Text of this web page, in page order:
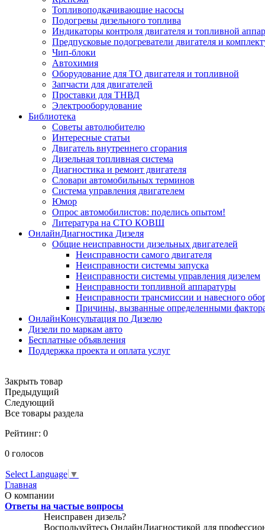
Топливоподкачивающие насосы
Подогревы дизельного топлива
Индикаторы контроля двигателя и топливной
Предпусковые подогреватели двигателя и
Чип-блоки
Автохимия
Оборудование для ТО двигателя и топливной
Запчасти для двигателей
Проставки для ТНВД
Электрооборудование
Библиотека
Советы автолюбителю
Интересные статьи
Двигатель внутреннего сгорания
Дизельная топливная система
Диагностика и ремонт двигателя
Словари автомобильных терминов
Система управления двигателем
Юмор
Опрос автомобилистов: поделись опытом!
Литература на СТО КОВШ
ОнлайнДиагностика Дизеля
Общие неисправности дизельных двигателей
Неисправности самого двигателя
Неисправности системы запуска
Неисправности системы управления дизелем
Неисправности топливной аппаратуры
Неисправности трансмиссии и навесного
Причины, вызванные определенными
ОнлайнКонсультация по Дизелю
Дизели по маркам авто
Бесплатные объявления
Поддержка проекта и оплата услуг
Закрыть товар
Предыдущий
Следующий
Все товары раздела
Рейтинг: 0
0 голосов
Select Language ▼
Главная
О компании
Ответы на частые вопросы
Неисправен дизель?
Воспользуйтесь ОнлайнДиагностикой для